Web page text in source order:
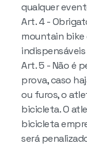
qualquer
Art. 4 -
mountain bike
Art. 5 - Não é
prova, caso
ou furos, o
bicicleta. O
bicicleta
será